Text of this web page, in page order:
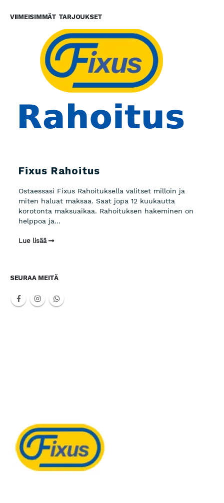
VIIMEISIMMÄT TARJOUKSET
Fixus Rahoitus
Ostaessasi Fixus Rahoituksella valitset milloin ja
miten haluat maksaa. Saat jopa 12 kuukautta
korotonta maksuaikaa. Rahoituksen hakeminen on
helppoa ja...
Lue lisää
SEURAA MEITÄ